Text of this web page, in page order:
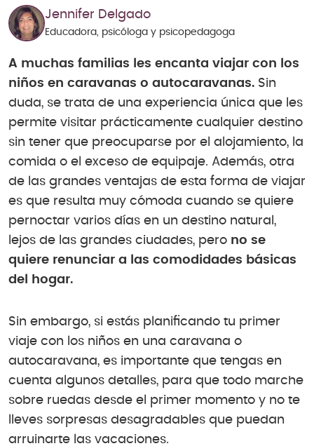
Jennifer Delgado
Educadora, psicóloga y psicopedagoga
A muchas familias les encanta viajar con los
niños en caravanas o autocaravanas. Sin
duda, se trata de una experiencia única que les
permite visitar prácticamente cualquier destino
sin tener que preocuparse por el alojamiento, la
comida o el exceso de equipaje. Además, otra
de las grandes ventajas de esta forma de viajar
es que resulta muy cómoda cuando se quiere
pernoctar varios días en un destino natural,
lejos de las grandes ciudades, pero no se
quiere renunciar a las comodidades básicas
del hogar.
Sin embargo, si estás planificando tu primer
viaje con los niños en una caravana o
autocaravana, es importante que tengas en
cuenta algunos detalles, para que todo marche
sobre ruedas desde el primer momento y no te
lleves sorpresas desagradables que puedan
arruinarte las vacaciones.